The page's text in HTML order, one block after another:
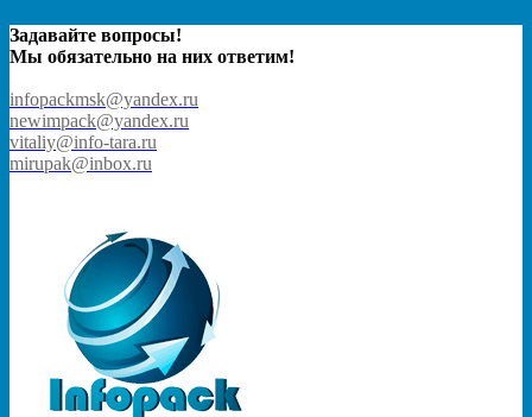
Задавайте вопросы!
Мы обязательно на них ответим!
infopackmsk@yandex.ru
newimpack@yandex.ru
vitaliy@info-tara.ru
mirupak@inbox.ru